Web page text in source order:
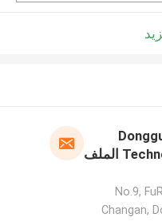
Technology Co., Limited الملف
No.9,
Changan,